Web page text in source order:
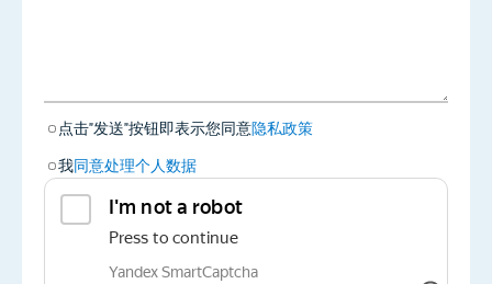
点击"发送"按钮即表示您同意隐私政策
我同意处理个人数据